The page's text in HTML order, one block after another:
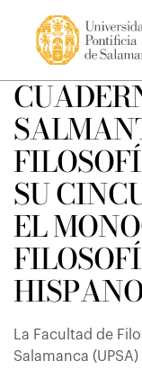
SU
EL
La Facultad de
Salamanca